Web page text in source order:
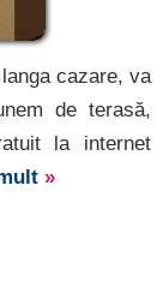
cazare, va
de terasă,
la internet
»